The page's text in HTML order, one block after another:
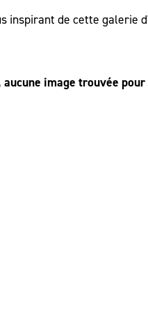
inspirant de cette galerie
aucune image trouvée